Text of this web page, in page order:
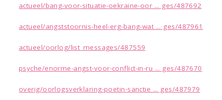
actueel/bang-voor-situatie-oekraine-oor ... ges/487692
actueel/angststoornis-heel-erg-bang-wat ... ges/487961
actueel/oorlog/list_messages/487559
psyche/enorme-angst-voor-conflict-in-ru ... ges/487670
overig/oorlogsverklaring-poetin-sanctie ... ges/487979